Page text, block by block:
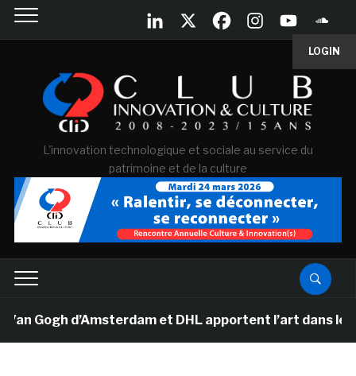
LOGIN
L'innovation technologique et sociale au service du
patrimoine et de la culture
Gogh d’Amsterdam et DHL apportent l’art dans